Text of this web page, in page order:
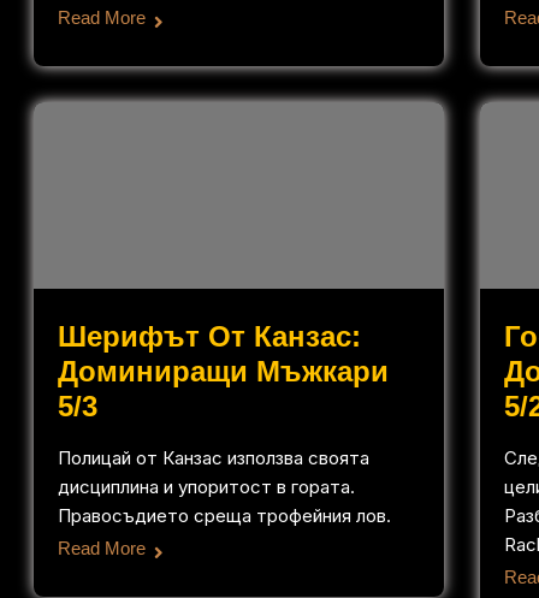
Read More
Шерифът От Канзас:
Доминиращи Мъжкари
5/3
Полицай от Канзас използва своята
дисциплина и упоритост в гората.
Правосъдието среща трофейния лов.
Read More
5/